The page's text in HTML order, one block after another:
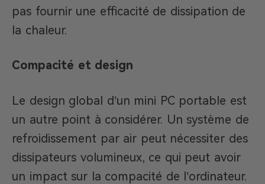
pas fournir une efficacité de dissipation de
la chaleur.
Compacité et design
Le design global d’un mini PC portable est
un autre point à considérer. Un système de
refroidissement par air peut nécessiter des
dissipateurs volumineux, ce qui peut avoir
un impact sur la compacité de l’ordinateur.